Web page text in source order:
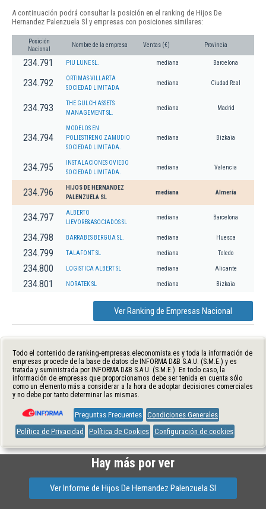
A continuación podrá consultar la posición en el ranking de Hijos De
Hernandez Palenzuela Sl y empresas con posiciones similares:
Posición
Nacional
Nombre de la empresa Ventas (€) Provincia
234.791 PIU LUNE SL. mediana Barcelona
234.792
ORTIMAS-VILLARTA
SOCIEDAD LIMITADA
mediana Ciudad Real
234.793
THE GULCH ASSETS
MANAGEMENT SL.
mediana Madrid
234.794
MODELOS EN
POLIESTIRENO ZAMUDIO
SOCIEDAD LIMITADA.
mediana Bizkaia
234.795
INSTALACIONES OVIEDO
SOCIEDAD LIMITADA.
mediana Valencia
234.796
HIJOS DE HERNANDEZ
PALENZUELA SL
mediana Almería
234.797
ALBERTO
LIEVORE&ASOCIADOS SL
mediana Barcelona
234.798 BARRABES BERGUA SL. mediana Huesca
234.799 TALAFONT SL mediana Toledo
234.800 LOGISTICA ALBERT SL mediana Alicante
234.801 NORATEK SL mediana Bizkaia
Ver Ranking de Empresas Nacional
Todo el contenido de ranking-empresas.eleconomista.es y toda la información de
empresas procede de la base de datos de INFORMA D&B S.A.U. (S.M.E.) y es
tratada y suministrada por INFORMA D&B S.A.U. (S.M.E.). En todo caso, la
información de empresas que proporcionamos debe ser tenida en cuenta sólo
como un elemento más a considerar a la hora de adoptar decisiones comerciales
y no debe por tanto determinar las mismas.
Preguntas Frecuentes Condiciones Generales
Política de Privacidad
Política de Cookies Configuración de cookies
Hay más por ver
Ver Informe de Hijos De Hernandez Palenzuela Sl